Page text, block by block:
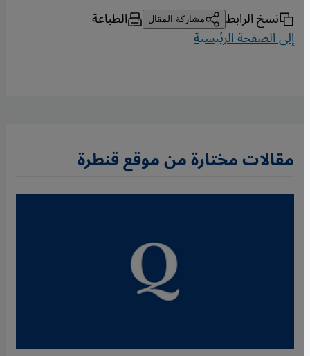
نسخ الرابط مشاركة المقال الطباعة
إلى الصفحة الرئيسية
مقالات مختارة من موقع قنطرة